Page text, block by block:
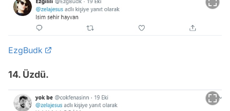
EzgBudk
14. Üzdü.